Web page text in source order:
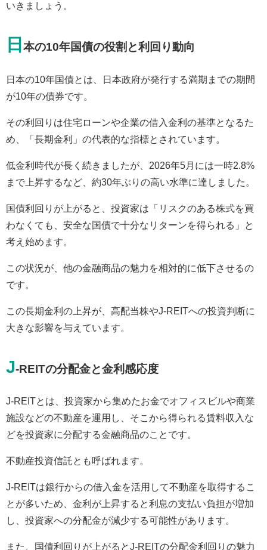
いきましょう。
日 本の10年国債の役割と利回り動向
日本の10年国債とは、日本政府が発行する満期までの期間
が10年の債券です。
その利回りは住宅ローンや企業の借入金利の基準となるた
め、「長期金利」の代表的な指標とされています。
低金利時代が長く続きましたが、2026年5月には一時2.8%
まで上昇するなど、約30年ぶりの高い水準に達しました。
国債利回りが上がると、投資家は「リスクのある株式を買
わなくても、安全な国債で十分なリターンを得られる」と
考え始めます。
この状況が、他の金融商品の魅力を相対的に低下させるの
です。
この長期金利の上昇が、高配当株やJ-REITへの投資判断に
大きな影響を与えています。
J-REITの分配金と金利感応度
J-REITとは、投資家から集めたお金でオフィスビルや商業
施設などの不動産を運用し、そこから得られる賃料収入な
どを投資家に分配する金融商品のことです。
不動産投資信託とも呼ばれます。
J-REITは銀行からの借入金を活用して不動産を取得するこ
とが多いため、金利が上昇すると利息の支払い負担が増加
し、投資家への分配金が減少する可能性があります。
また、国債利回りが上がるとJ-REITの分配金利回りの魅力